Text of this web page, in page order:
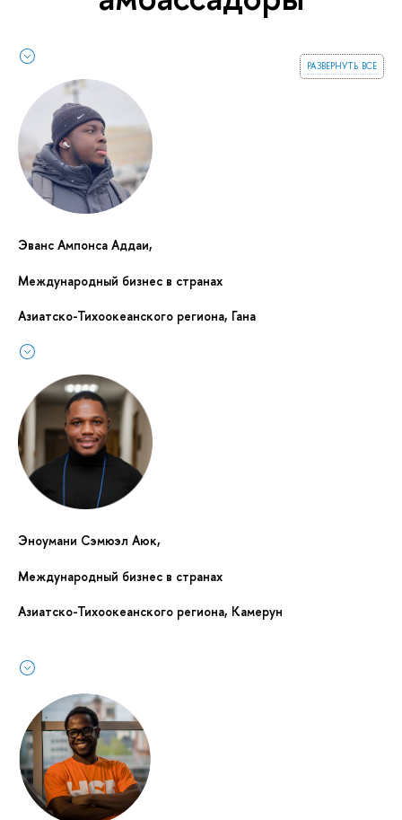
развернуть все
Эванс Ампонса Аддаи,
Международный бизнес в странах
Азиатско-Тихоокеанского региона, Гана
Эноумани Сэмюэл Аюк,
Международный бизнес в странах
Азиатско-Тихоокеанского региона, Камерун